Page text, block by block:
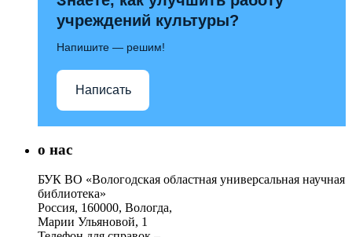
учреждений культуры?
Напишите — решим!
Написать
о нас
БУК ВО «Вологодская областная универсальная научная
библиотека»
Россия, 160000, Вологда,
Марии Ульяновой, 1